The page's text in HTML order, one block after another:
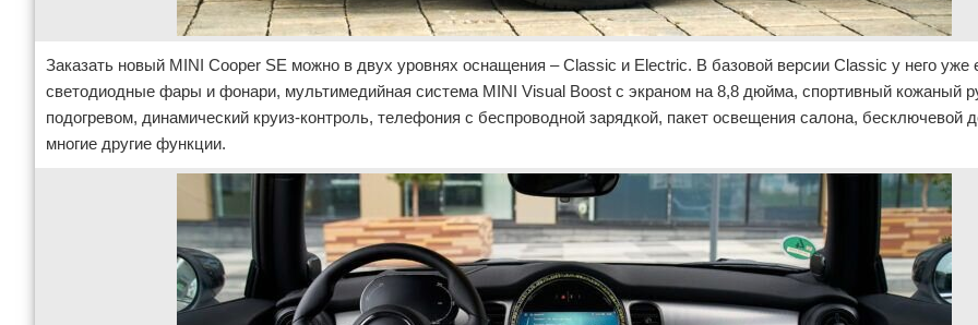
Заказать новый MINI Cooper SE можно в двух уровнях оснащения – Classic и Electric. В базовой версии Classic у него уже
светодиодные фары и фонари, мультимедийная система MINI Visual Boost с экраном на 8,8 дюйма, спортивный кожаный
подогревом, динамический круиз-контроль, телефония с беспроводной зарядкой, пакет освещения салона, бесключевой
многие другие функции.